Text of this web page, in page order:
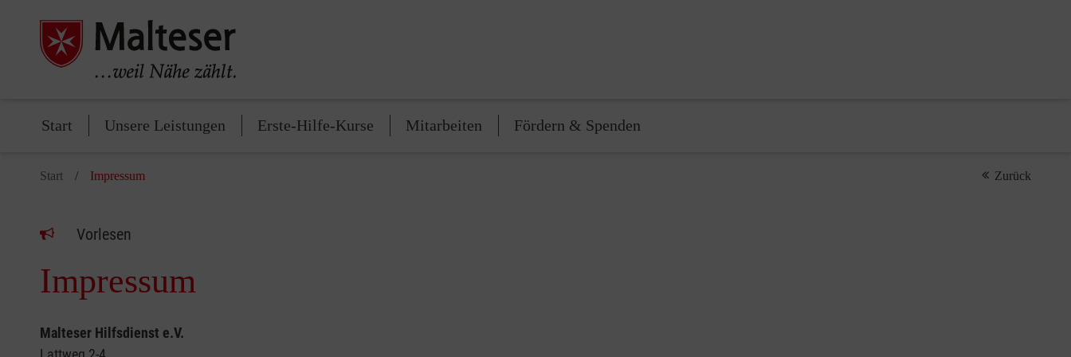
Start Unsere Leistungen Erste-Hilfe-Kurse Mitarbeiten Fördern & Spenden
Start Impressum Zurück
Vorlesen
Impressum
Malteser Hilfsdienst e.V.